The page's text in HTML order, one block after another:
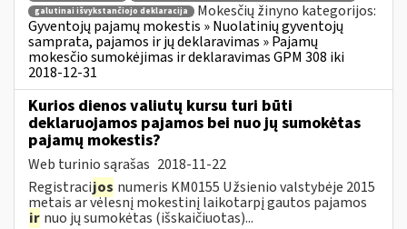
galutinai išvykstančiojo deklaracija
Mokesčių žinyno kategorijos:
Gyventojų pajamų mokestis » Nuolatinių gyventojų
samprata, pajamos ir jų deklaravimas » Pajamų
mokesčio sumokėjimas ir deklaravimas GPM 308 iki
2018-12-31
Kurios dienos valiutų kursu turi būti
deklaruojamos pajamos bei nuo jų sumokėtas
pajamų mokestis?
Web turinio sąrašas 2018-11-22
Registracijos numeris KM0155 Užsienio valstybėje 2015
metais ar vėlesnį mokestinį laikotarpį gautos pajamos
ir nuo jų sumokėtas (išskaičiuotas)...